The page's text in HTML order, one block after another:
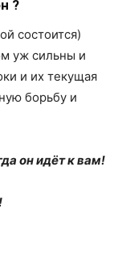
?
состоится)
уж сильны и
и их текущая
борьбу и
он идёт к вам!